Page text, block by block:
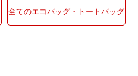
全てのエコバッグ・トートバッグ